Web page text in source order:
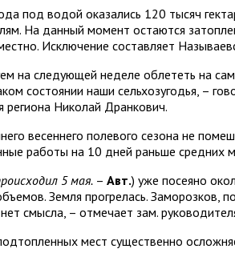
под водой оказались 120 тысяч
На данный момент остаются
Исключение составляет
на следующей неделе облететь на
состоянии наши сельхозугодья, –
региона Николай Дранкович.
весеннего полевого сезона не
работы на 10 дней раньше средних
5 мая. – Авт.) уже посеяно
Земля прогрелась. Заморозков,
смысла, – отмечает зам.
мест существенно